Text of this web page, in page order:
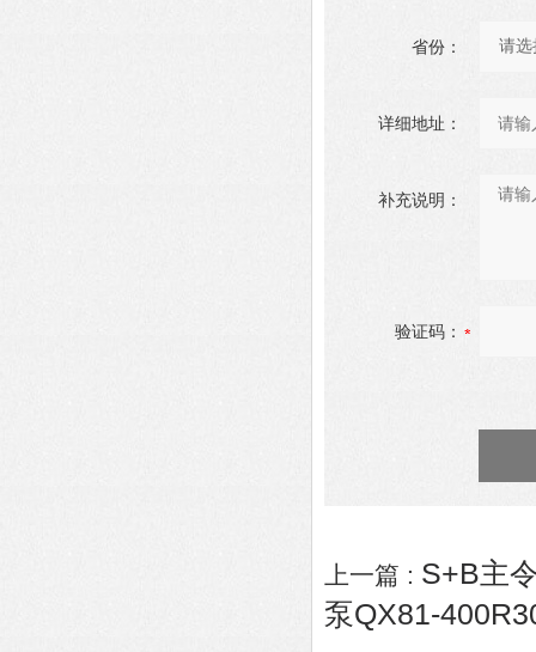
省份：
详细地址：
补充说明：
验证码：
上一篇 : S+B主
泵QX81-